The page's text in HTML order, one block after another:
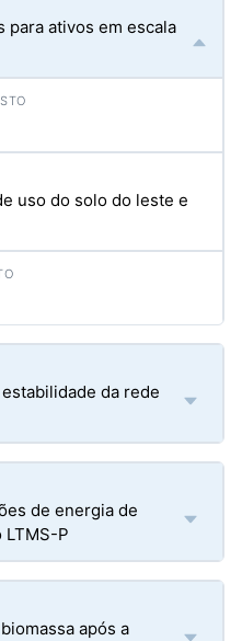
para ativos em escala
uso do solo do leste e
da rede
de energia de
LTMS-P
após a